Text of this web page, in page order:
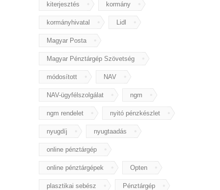
kiterjesztés kormány
kormányhivatal Lidl
Magyar Posta
Magyar Pénztárgép Szövetség
módosított NAV
NAV-ügyfélszolgálat ngm
ngm rendelet nyitó pénzkészlet
nyugdíj nyugtaadás
online pénztárgép
online pénztárgépek Opten
plasztikai sebész Pénztárgép